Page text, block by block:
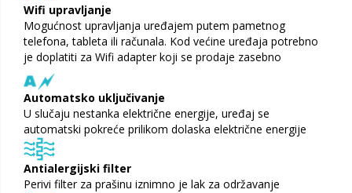
Wifi upravljanje
Mogućnost upravljanja uređajem putem pametnog
telefona, tableta ili računala. Kod većine uređaja potrebno
je doplatiti za Wifi adapter koji se prodaje zasebno
Automatsko uključivanje
U slučaju nestanka električne energije, uređaj se
automatski pokreće prilikom dolaska električne energije
Antialergijski filter
Perivi filter za prašinu iznimno je lak za održavanje